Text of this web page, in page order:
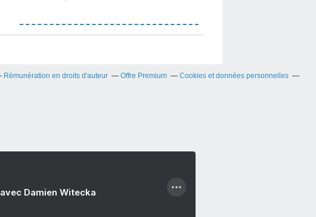
Rémunération en droits d'auteur Offre Premium
Cookies et données personnelles
Damien Witecka